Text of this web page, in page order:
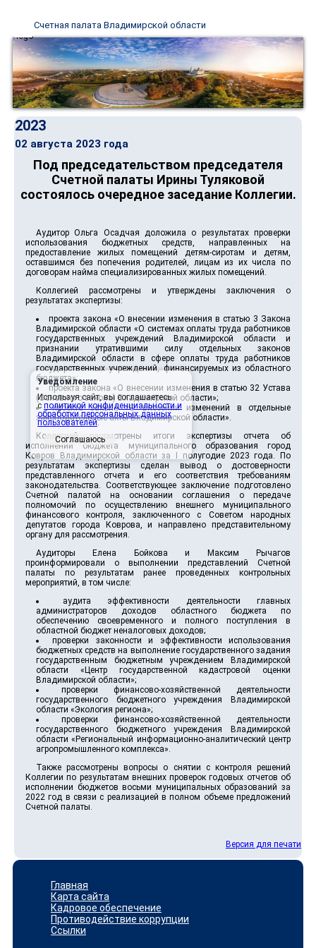
Счетная палата Владимирской области
2023
02 августа 2023 года
Под председательством председателя
Счетной палаты Ирины Туляковой
состоялось очередное заседание Коллегии.
Аудитор Ольга Осадчая доложила о результатах проверки
использования бюджетных средств, направленных на
предоставление жилых помещений детям-сиротам и детям,
оставшимся без попечения родителей, лицам из их числа по
договорам найма специализированных жилых помещений.
Коллегией рассмотрены и утверждены заключения о
результатах экспертизы:
проекта закона «О внесении изменения в статью 3 Закона
Владимирской области «О системах оплаты труда работников
государственных учреждений Владимирской области и
признании утратившими силу отдельных законов
Владимирской области в сфере оплаты труда работников
государственных учреждений, финансируемых из областного
бюджета»;
проекта закона «О внесении изменения в статью 32 Устава
(Основного закона) Владимирской области»;
проекта закона «О внесении изменений в отдельные
законодательные акты Владимирской области».
Коллегией рассмотрены итоги экспертизы отчета об
исполнении бюджета муниципального образования город
Ковров Владимирской области за I полугодие 2023 года. По
результатам экспертизы сделан вывод о достоверности
представленного отчета и его соответствия требованиям
законодательства. Соответствующее заключение подготовлено
Счетной палатой на основании соглашения о передаче
полномочий по осуществлению внешнего муниципального
финансового контроля, заключенного с Советом народных
депутатов города Коврова, и направлено представительному
органу для рассмотрения.
Аудиторы Елена Бойкова и Максим Рычагов
проинформировали о выполнении представлений Счетной
палаты по результатам ранее проведенных контрольных
мероприятий, в том числе:
аудита эффективности деятельности главных
администраторов доходов областного бюджета по
обеспечению своевременного и полного поступления в
областной бюджет неналоговых доходов;
проверки законности и эффективности использования
бюджетных средств на выполнение государственного задания
государственным бюджетным учреждением Владимирской
области «Центр государственной кадастровой оценки
Владимирской области»;
проверки финансово-хозяйственной деятельности
государственного бюджетного учреждения Владимирской
области «Экология региона»;
проверки финансово-хозяйственной деятельности
государственного бюджетного учреждения Владимирской
области «Региональный информационно-аналитический центр
агропромышленного комплекса».
Также рассмотрены вопросы о снятии с контроля решений
Коллегии по результатам внешних проверок годовых отчетов об
исполнении бюджетов восьми муниципальных образований за
2022 год в связи с реализацией в полном объеме предложений
Счетной палаты.
Версия для печати
Главная
Карта сайта
Кадровое обеспечение
Противодействие коррупции
Ссылки
Уведомление
Используя сайт, вы соглашаетесь
с политикой конфиденциальности и
обработки персональных данных
пользователей.
Соглашаюсь